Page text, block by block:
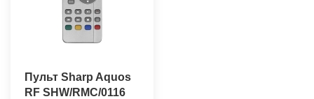
Пульт Sharp Aquos
RF SHW/RMC/0116